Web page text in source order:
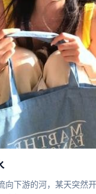
向下游的河，某天突然